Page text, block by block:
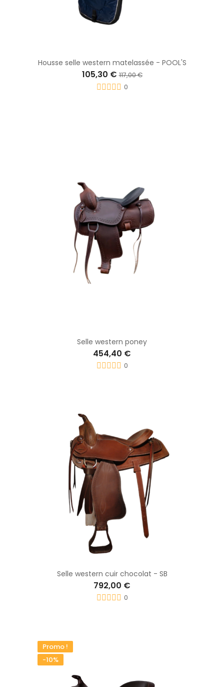
Housse selle western matelassée - POOL'S
105,30 €117,00 €
0
Selle western poney
454,40 €
0
Selle western cuir chocolat - SB
792,00 €
0
Promo !
-10%